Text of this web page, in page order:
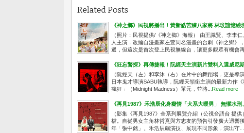
Related Posts
《神之鄉》民視將播出！黃新皓苦練八家將 林玟誼憶繞
（照片：民視提供/《神之鄉》海報） 由王識賢、李李
人主演，改編自漫畫家左萱同名漫畫的台劇《神之鄉
過，但這次是首次登上民視無線台，讓更多觀眾有機會
《狂忘警探》再傳捷報！阮經天主演新片雙料入選威尼
（阮經天（左）和李沐（右）在片中的舞蹈場，更是
日本鬼才導演SABU執導，阮經天領銜主演的最新力作
瘋狂」（Midnight Madness）單元，並將... Read more
《再見1987》禾浩辰化身癡情「犬系大暖男」 無懼水
（影集《再見1987》全系列展覽介紹（公視台語台 提
檔。自從男女主角林哲熹與方志友的預告引發廣大迴響
年「張中銘」。禾浩辰飆演技、展現不同形象，演出守...